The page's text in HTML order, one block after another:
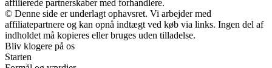
affilierede partnerskaber med forhandlere.
© Denne side er underlagt ophavsret. Vi arbejder med
affiliatepartnere og kan opnå indtægt ved køb via links. Ingen del af
indholdet må kopieres eller bruges uden tilladelse.
Bliv klogere på os
Starten